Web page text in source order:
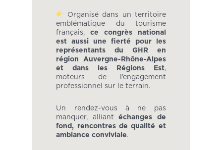
Organisé dans un territoire
emblématique du tourisme
français,ce congrès national
est aussi une fierté pour les
représentants du GHR en
région Auvergne-Rhône-Alpes
et dans les Régions Est,
moteurs de l’engagement
professionnel sur le terrain.
Un rendez-vous à ne pas
manquer, alliantéchanges de
fond, rencontres de qualité et
ambiance conviviale.